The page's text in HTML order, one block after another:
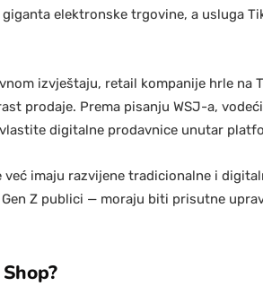
elektronske trgovine, a usluga
izvještaju, retail kompanije hrle na
prodaje. Prema pisanju WSJ-a,
digitalne prodavnice unutar
imaju razvijene tradicionalne i
Z publici — moraju biti prisutne